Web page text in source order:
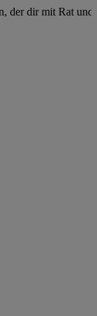
der dir mit Rat und